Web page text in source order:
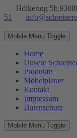
Hölkering
51
Mobile Menu Toggle
Home
Unsere
Produkte
Möbelplaner
Kontakt
Impressum
Datenschutz
Mobile Menu Toggle